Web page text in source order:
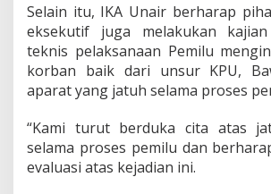
Selain itu, IKA Unair berharap
eksekutif juga melakukan
teknis pelaksanaan Pemilu
korban baik dari unsur KPU,
aparat yang jatuh selama proses
“Kami turut berduka cita atas
selama proses pemilu dan
evaluasi atas kejadian ini.